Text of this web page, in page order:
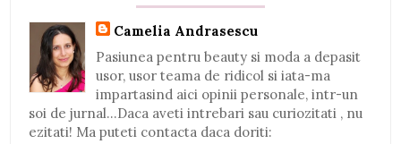
Camelia Andrasescu
Pasiunea pentru beauty si moda a depasit
usor, usor teama de ridicol si iata-ma
impartasind aici opinii personale, intr-un
soi de jurnal...Daca aveti intrebari sau curiozitati , nu
ezitati! Ma puteti contacta daca doriti: